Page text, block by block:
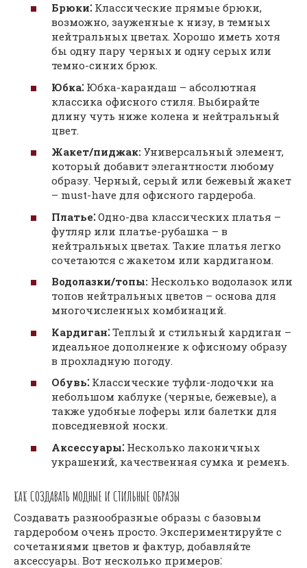
Брюки⁚ Классические прямые брюки‚
возможно‚ зауженные к низу‚ в темных
нейтральных цветах. Хорошо иметь хотя
бы одну пару черных и одну серых или
темно-синих брюк.
Юбка⁚ Юбка-карандаш – абсолютная
классика офисного стиля. Выбирайте
длину чуть ниже колена и нейтральный
цвет.
Жакет/пиджак: Универсальный элемент‚
который добавит элегантности любому
образу. Черный‚ серый или бежевый жакет
– must-have для офисного гардероба.
Платье⁚ Одно-два классических платья –
футляр или платье-рубашка – в
нейтральных цветах. Такие платья легко
сочетаются с жакетом или кардиганом.
Водолазки/топы: Несколько водолазок или
топов нейтральных цветов – основа для
многочисленных комбинаций.
Кардиган⁚ Теплый и стильный кардиган –
идеальное дополнение к офисному образу
в прохладную погоду.
Обувь⁚ Классические туфли-лодочки на
небольшом каблуке (черные‚ бежевые)‚ а
также удобные лоферы или балетки для
повседневной носки.
Аксессуары⁚ Несколько лаконичных
украшений‚ качественная сумка и ремень.
КАК СОЗДАВАТЬ МОДНЫЕ И СТИЛЬНЫЕ ОБРАЗЫ
Создавать разнообразные образы с базовым
гардеробом очень просто. Экспериментируйте с
сочетаниями цветов и фактур‚ добавляйте
аксессуары. Вот несколько примеров⁚